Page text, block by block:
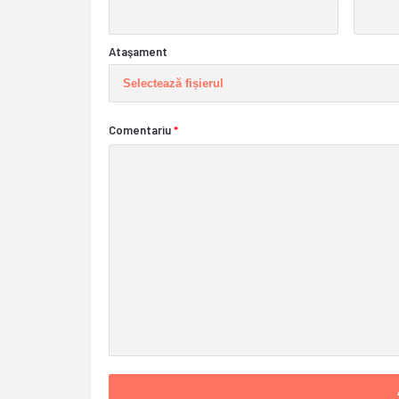
Ataşament
Selectează fișierul
Comentariu*